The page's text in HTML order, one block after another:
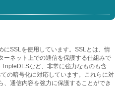
にSSLを使用しています。SSLとは、情
ーネット上での通信を保護する仕組みで
など、非常に強力なものも含
の暗号化に対応しています。これらに対
、通信内容を強力に保護することができ